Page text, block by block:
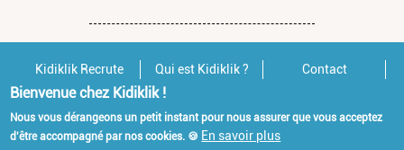
Kidiklik Recrute Qui est Kidiklik ?
Contact
Mentions légales
Bienvenue chez Kidiklik !
Nous vous dérangeons un petit instant pour nous assurer que vous acceptez
d'être accompagné par nos cookies. 🍪 En savoir plus